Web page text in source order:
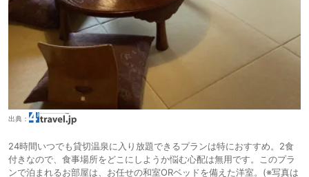
出典：
24時間いつでも貸切温泉に入り放題できるプランは特におすすめ。2食
付きなので、食事場所をどこにしようか悩む心配は無用です。このプラ
ンで泊まれるお部屋は、お任せの和室ORベッドを備えた洋室。(※写真は